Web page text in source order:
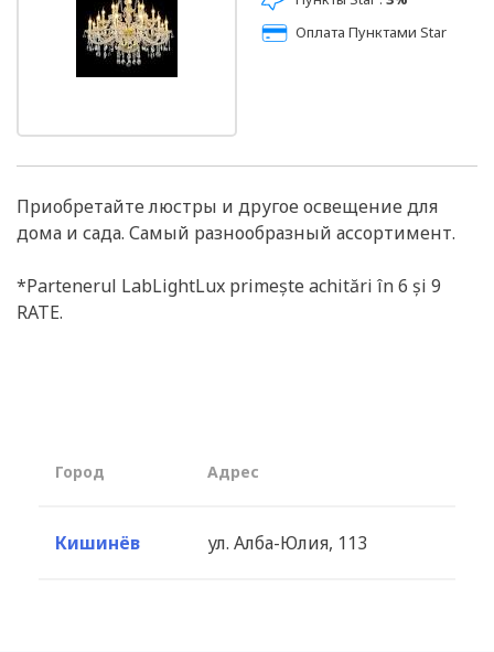
Оплата Пунктами Star
Приобретайте люстры и другое освещение для
дома и сада. Самый разнообразный ассортимент.
*Partenerul LabLightLux primește achitări în 6 și 9
RATE.
Город Aдрес
Кишинёв ул. Алба-Юлия, 113